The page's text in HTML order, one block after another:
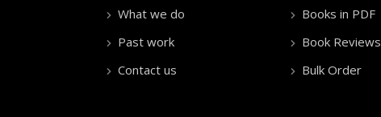
What we do
Past work
Contact us
Books in PDF
Book Reviews
Bulk Order